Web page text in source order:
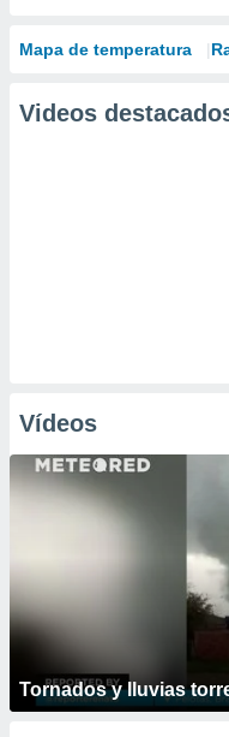
Mapa de temperatura
Videos
Vídeos
Tornados y lluvias